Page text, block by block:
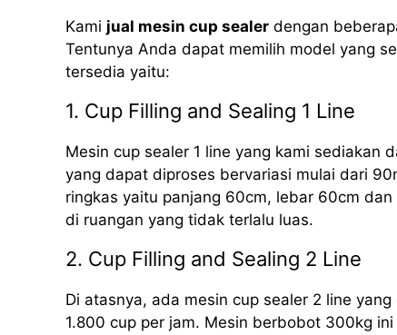
Kami jual mesin cup sealer dengan
Tentunya Anda dapat memilih model yang
tersedia yaitu:
1. Cup Filling and Sealing 1 Line
Mesin cup sealer 1 line yang kami sediakan
yang dapat diproses bervariasi mulai dari
ringkas yaitu panjang 60cm, lebar 60cm
di ruangan yang tidak terlalu luas.
2. Cup Filling and Sealing 2 Line
Di atasnya, ada mesin cup sealer 2 line
1.800 cup per jam. Mesin berbobot 300kg